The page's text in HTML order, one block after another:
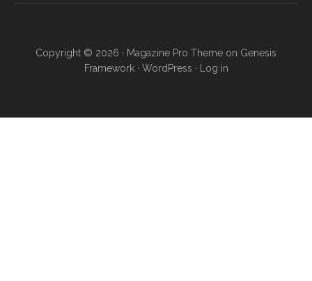
Copyright © 2026 · Magazine Pro Theme on Genesis
Framework· WordPress · Log in